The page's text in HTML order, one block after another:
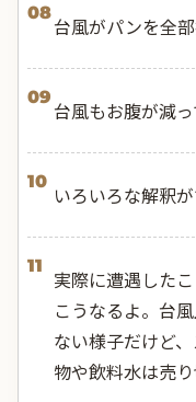
08
台風がパンを全
09
台風もお腹が減
10
いろいろな解釈が
11
実際に遭遇した
こうなるよ。台
ない様子だけど
物や飲料水は売